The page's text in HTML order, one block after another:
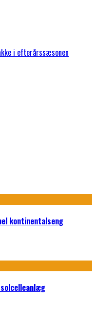
i efterårssæsonen
kontinentalseng